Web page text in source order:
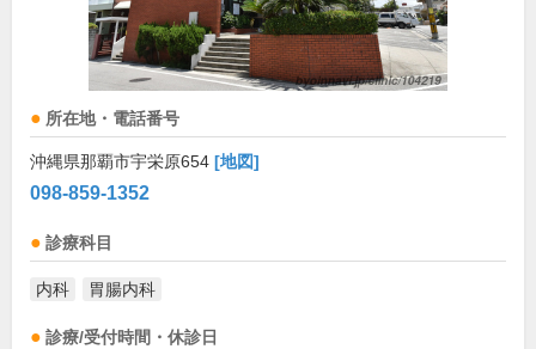
所在地・電話番号
沖縄県那覇市宇栄原654 [地図]
098-859-1352
診療科目
内科 胃腸内科
診療/受付時間・休診日